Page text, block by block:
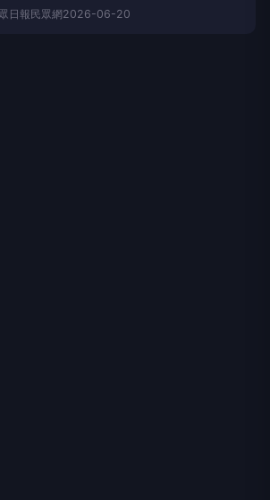
年前於北部不幸遭遇重大交通事故，導致脊髓
傷、長年臥病在床，領有重度身心障礙證明。無
日報民眾網2026-06-20